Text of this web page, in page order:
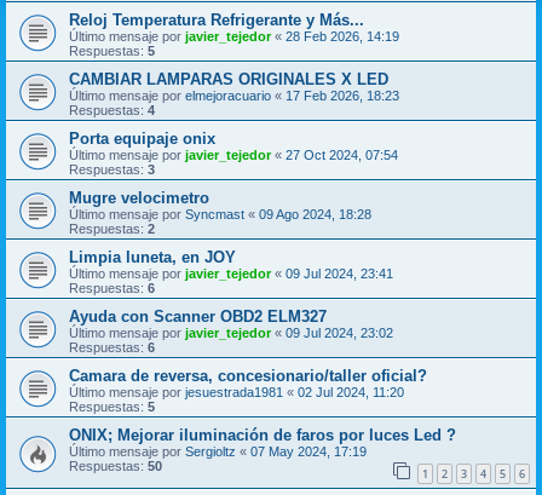
Reloj Temperatura Refrigerante y Más...
Último mensaje por javier_tejedor« 28 Feb 2026, 14:19
Respuestas: 5
CAMBIAR LAMPARAS ORIGINALES X LED
Último mensaje por elmejoracuario « 17 Feb 2026, 18:23
Respuestas: 4
Porta equipaje onix
Último mensaje por javier_tejedor« 27 Oct 2024, 07:54
Respuestas: 3
Mugre velocimetro
Último mensaje por Syncmast « 09 Ago 2024, 18:28
Respuestas: 2
Limpia luneta, en JOY
Último mensaje por javier_tejedor« 09 Jul 2024, 23:41
Respuestas: 6
Ayuda con Scanner OBD2 ELM327
Último mensaje por javier_tejedor« 09 Jul 2024, 23:02
Respuestas: 6
Camara de reversa, concesionario/taller oficial?
Último mensaje por jesuestrada1981 « 02 Jul 2024, 11:20
Respuestas: 5
ONIX; Mejorar iluminación de faros por luces Led ?
Último mensaje por Sergioltz « 07 May 2024, 17:19
Respuestas: 50 1 2 3 4 5 6